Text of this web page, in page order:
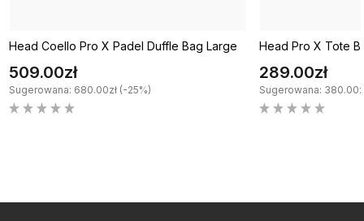
Head Coello Pro X Padel Duffle Bag Large
509.00zł
Sugerowana: 680.00zł (-25%)
Head Pro X Tote
289.00zł
Sugerowana: